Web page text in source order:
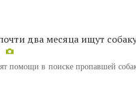
два месяца ищут
помощи в поиске пропавшей